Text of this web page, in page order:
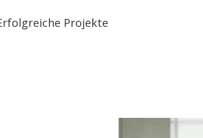
Projekte